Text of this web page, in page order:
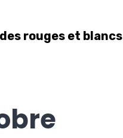
rouges et blancs